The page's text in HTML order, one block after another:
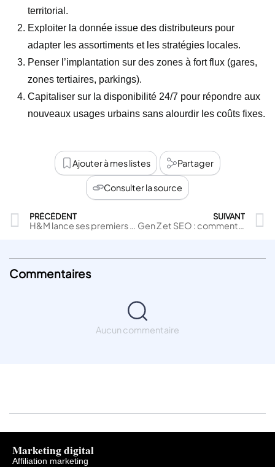
territorial.
Exploiter la donnée issue des distributeurs pour
adapter les assortiments et les stratégies locales.
Penser l’implantation sur des zones à fort flux (gares,
zones tertiaires, parkings).
Capitaliser sur la disponibilité 24/7 pour répondre aux
nouveaux usages urbains sans alourdir les coûts fixes.
Ajouter à mes listes Partager
Consulter la source
PRÉCÉDENT
H&M lance ses premiers mannequins IA avec consentement contractuel : un tournant stratégique pour le marketing visuel de la mode
SUIVANT
Gen Z et SEO : comment les nouvelles pratiques de recherche transforment les stratégies d’acquisition digitale des marques
Commentaires
Aucun commentaire
Marketing digital
Affiliation marketing